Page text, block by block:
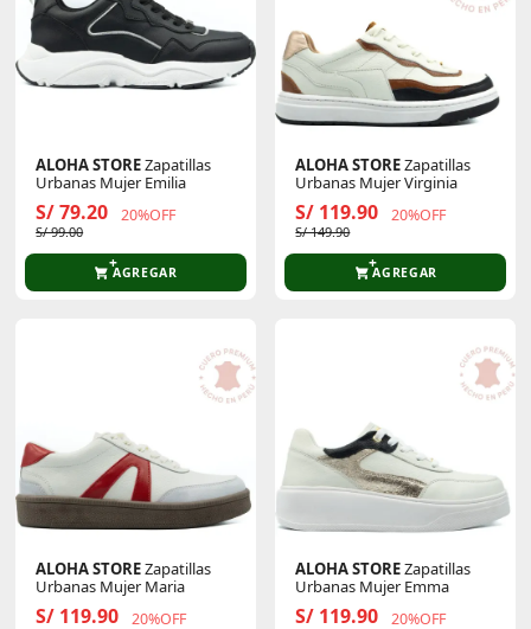
ALOHA STOREZapatillas
Urbanas Mujer Emilia
S/ 79.20 20%OFF
S/ 99.00
AGREGAR
ALOHA STOREZapatillas
Urbanas Mujer Virginia
S/ 119.90 20%OFF
S/ 149.90
AGREGAR
ALOHA STOREZapatillas
Urbanas Mujer Maria
S/ 119.90 20%OFF
ALOHA STOREZapatillas
Urbanas Mujer Emma
S/ 119.90 20%OFF